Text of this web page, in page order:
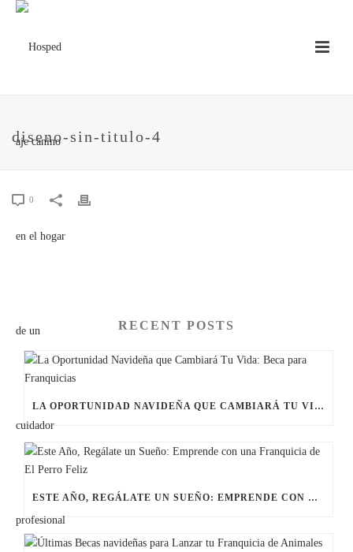
diseno-sin-titulo-4
0
RECENT POSTS
LA OPORTUNIDAD NAVIDEÑA QUE CAMBIARÁ TU VIDA: BECA PARA FRANQUICIAS
ESTE AÑO, REGÁLATE UN SUEÑO: EMPRENDE CON UNA FRANQUICIA DE EL PERRO FELIZ